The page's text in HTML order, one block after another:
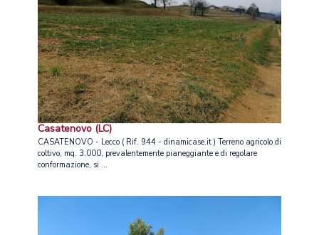
Casatenovo (LC)
CASATENOVO - Lecco ( Rif. 944 - dinamicase.it ) Terreno agricolo di
coltivo, mq. 3.000, prevalentemente pianeggiante e di regolare
conformazione, si ...